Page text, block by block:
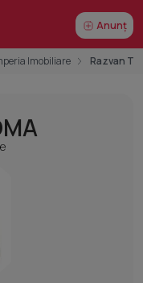
Anunț
Imobiliare Razvan